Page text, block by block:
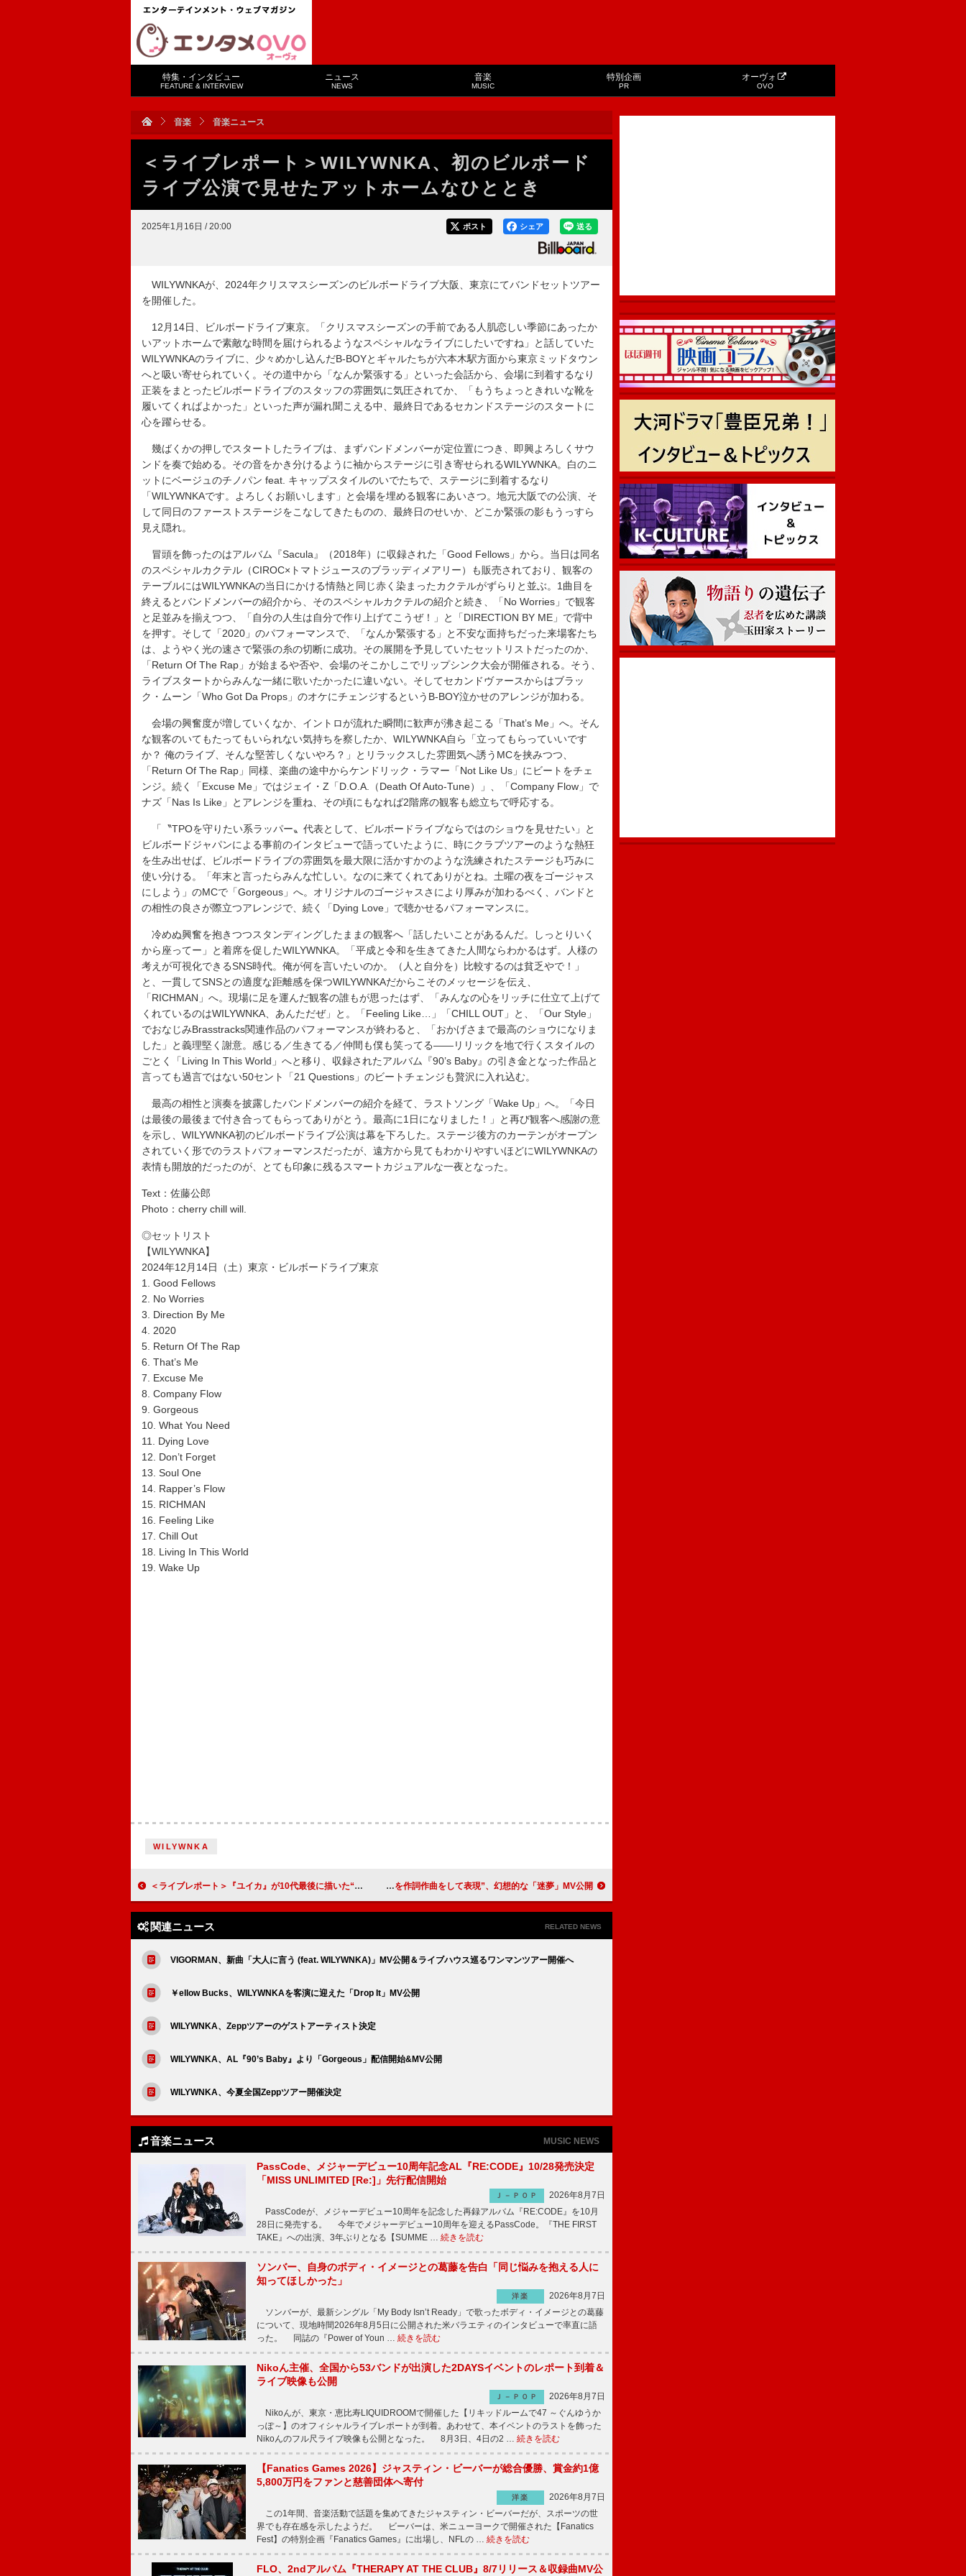
特集・インタビュー
FEATURE & INTERVIEW
ニュース
NEWS
音楽
MUSIC
特別企画
PR
オーヴォ
OVO
音楽 音楽ニュース
＜ライブレポート＞WILYWNKA、初のビルボード
ライブ公演で見せたアットホームなひととき
2025年1月16日 / 20:00 送る
シェア
ポスト
WILYWNKAが、2024年クリスマスシーズンのビルボードライブ大阪、東京にてバンドセットツアー
を開催した。
12月14日、ビルボードライブ東京。「クリスマスシーズンの手前である人肌恋しい季節にあったか
いアットホームで素敵な時間を届けられるようなスペシャルなライブにしたいですね」と話していた
WILYWNKAのライブに、少々めかし込んだB-BOYとギャルたちが六本木駅方面から東京ミッドタウン
へと吸い寄せられていく。その道中から「なんか緊張する」といった会話から、会場に到着するなり
正装をまとったビルボードライブのスタッフの雰囲気に気圧されてか、「もうちょっときれいな靴を
履いてくればよかった」といった声が漏れ聞こえる中、最終日であるセカンドステージのスタートに
心を躍らせる。
幾ばくかの押しでスタートしたライブは、まずバンドメンバーが定位置につき、即興よろしくサウ
ンドを奏で始める。その音をかき分けるように袖からステージに引き寄せられるWILYWNKA。白のニ
ットにベージュのチノパン feat. キャップスタイルのいでたちで、ステージに到着するなり
「WILYWNKAです。よろしくお願いします」と会場を埋める観客にあいさつ。地元大阪での公演、そ
して同日のファーストステージをこなしてきたものの、最終日のせいか、どこか緊張の影もうっすら
見え隠れ。
冒頭を飾ったのはアルバム『Sacula』（2018年）に収録された「Good Fellows」から。当日は同名
のスペシャルカクテル（CIROC×トマトジュースのブラッディメアリー）も販売されており、観客の
テーブルにはWILYWNKAの当日にかける情熱と同じ赤く染まったカクテルがずらりと並ぶ。1曲目を
終えるとバンドメンバーの紹介から、そのスペシャルカクテルの紹介と続き、「No Worries」で観客
と足並みを揃えつつ、「自分の人生は自分で作り上げてこうぜ！」と「DIRECTION BY ME」で背中
を押す。そして「2020」のパフォーマンスで、「なんか緊張する」と不安な面持ちだった来場客たち
は、ようやく光の速さで緊張の糸の切断に成功。その展開を予見していたセットリストだったのか、
「Return Of The Rap」が始まるや否や、会場のそこかしこでリップシンク大会が開催される。そう、
ライブスタートからみんな一緒に歌いたかったに違いない。そしてセカンドヴァースからはブラッ
ク・ムーン「Who Got Da Props」のオケにチェンジするというB-BOY泣かせのアレンジが加わる。
会場の興奮度が増していくなか、イントロが流れた瞬間に歓声が沸き起こる「That’s Me」へ。そん
な観客のいてもたってもいられない気持ちを察したか、WILYWNKA自ら「立ってもらっていいです
か？ 俺のライブ、そんな堅苦しくないやろ？」とリラックスした雰囲気へ誘うMCを挟みつつ、
「Return Of The Rap」同様、楽曲の途中からケンドリック・ラマー「Not Like Us」にビートをチェ
ンジ。続く「Excuse Me」ではジェイ・Z「D.O.A.（Death Of Auto-Tune）」、「Company Flow」で
ナズ「Nas Is Like」とアレンジを重ね、その頃にもなれば2階席の観客も総立ちで呼応する。
「〝TPOを守りたい系ラッパー〟代表として、ビルボードライブならではのショウを見せたい」と
ビルボードジャパンによる事前のインタビューで語っていたように、時にクラブツアーのような熱狂
を生み出せば、ビルボードライブの雰囲気を最大限に活かすかのような洗練されたステージも巧みに
使い分ける。「年末と言ったらみんな忙しい。なのに来てくれてありがとね。土曜の夜をゴージャス
にしよう」のMCで「Gorgeous」へ。オリジナルのゴージャスさにより厚みが加わるべく、バンドと
の相性の良さが際立つアレンジで、続く「Dying Love」で聴かせるパフォーマンスに。
冷めぬ興奮を抱きつつスタンディングしたままの観客へ「話したいことがあるんだ。しっとりいく
から座ってー」と着席を促したWILYWNKA。「平成と令和を生きてきた人間ならわかるはず。人様の
考えが可視化できるSNS時代。俺が何を言いたいのか。（人と自分を）比較するのは貧乏やで！」
と、一貫してSNSとの適度な距離感を保つWILYWNKAだからこそのメッセージを伝え、
「RICHMAN」へ。現場に足を運んだ観客の誰もが思ったはず、「みんなの心をリッチに仕立て上げて
くれているのはWILYWNKA、あんただぜ」と。「Feeling Like…」「CHILL OUT」と、「Our Style」
でおなじみBrasstracks関連作品のパフォーマンスが終わると、「おかげさまで最高のショウになりま
した」と義理堅く謝意。感じる／生きてる／仲間も僕も笑ってる――リリックを地で行くスタイルの
ごとく「Living In This World」へと移り、収録されたアルバム『90’s Baby』の引き金となった作品と
言っても過言ではない50セント「21 Questions」のビートチェンジも贅沢に入れ込む。
最高の相性と演奏を披露したバンドメンバーの紹介を経て、ラストソング「Wake Up」へ。「今日
は最後の最後まで付き合ってもらってありがとう。最高に1日になりました！」と再び観客へ感謝の意
を示し、WILYWNKA初のビルボードライブ公演は幕を下ろした。ステージ後方のカーテンがオープン
されていく形でのラストパフォーマンスだったが、遠方から見てもわかりやすいほどにWILYWNKAの
表情も開放的だったのが、とても印象に残るスマートカジュアルな一夜となった。
Text：佐藤公郎
Photo：cherry chill will.
◎セットリスト
【WILYWNKA】
2024年12月14日（土）東京・ビルボードライブ東京
1. Good Fellows
2. No Worries
3. Direction By Me
4. 2020
5. Return Of The Rap
6. That’s Me
7. Excuse Me
8. Company Flow
9. Gorgeous
10. What You Need
11. Dying Love
12. Don’t Forget
13. Soul One
14. Rapper’s Flow
15. RICHMAN
16. Feeling Like
17. Chill Out
18. Living In This World
19. Wake Up
WILYWNKA
＜ライブレポート＞『ユイカ』が10代最後に描いた“日常”――2ndライブ【Sweet alyssum】 中島健人が“今の自分を作詞作曲をして表現”、幻想的な「迷夢」MV公開
関連ニュース RELATED NEWS
VIGORMAN、新曲「大人に言う (feat. WILYWNKA)」MV公開＆ライブハウス巡るワンマンツアー開催へ
￥ellow Bucks、WILYWNKAを客演に迎えた「Drop It」MV公開
WILYWNKA、Zeppツアーのゲストアーティスト決定
WILYWNKA、AL『90’s Baby』より「Gorgeous」配信開始&MV公開
WILYWNKA、今夏全国Zeppツアー開催決定
音楽ニュース MUSIC NEWS
PassCode、メジャーデビュー10周年記念AL『RE:CODE』10/28発売決定
「MISS UNLIMITED [Re:]」先行配信開始
Ｊ－ＰＯＰ
2026年8月7日
PassCodeが、メジャーデビュー10周年を記念した再録アルバム『RE:CODE』を10月
28日に発売する。 今年でメジャーデビュー10周年を迎えるPassCode。『THE FIRST
TAKE』への出演、3年ぶりとなる【SUMME … 続きを読む
ソンバー、自身のボディ・イメージとの葛藤を告白「同じ悩みを抱える人に
知ってほしかった」
洋楽
2026年8月7日
ソンバーが、最新シングル「My Body Isn’t Ready」で歌ったボディ・イメージとの葛藤
について、現地時間2026年8月5日に公開された米バラエティのインタビューで率直に語
った。 同誌の『Power of Youn … 続きを読む
Nikoん主催、全国から53バンドが出演した2DAYSイベントのレポート到着＆
ライブ映像も公開
Ｊ－ＰＯＰ
2026年8月7日
Nikoんが、東京・恵比寿LIQUIDROOMで開催した【リキッドルームで47 ～ぐんゆうか
っぽ～】のオフィシャルライブレポートが到着。あわせて、本イベントのラストを飾った
Nikoんのフル尺ライブ映像も公開となった。 8月3日、4日の2 … 続きを読む
【Fanatics Games 2026】ジャスティン・ビーバーが総合優勝、賞金約1億
5,800万円をファンと慈善団体へ寄付
洋楽
2026年8月7日
この1年間、音楽活動で話題を集めてきたジャスティン・ビーバーだが、スポーツの世
界でも存在感を示したようだ。 ビーバーは、米ニューヨークで開催された【Fanatics
Fest】の特別企画『Fanatics Games』に出場し、NFLの … 続きを読む
FLO、2ndアルバム『THERAPY AT THE CLUB』8/7リリース＆収録曲MV公